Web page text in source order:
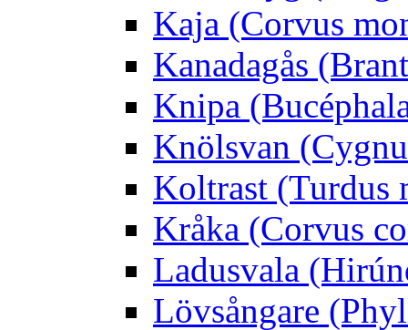
Kaja (Corvus
Kanadagås
Knipa
Knölsvan
Koltrast (Turdus
Kråka (Corvus
Ladusvala
Lövsångare